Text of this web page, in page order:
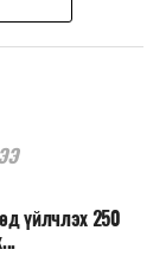
үйлчлэх 250